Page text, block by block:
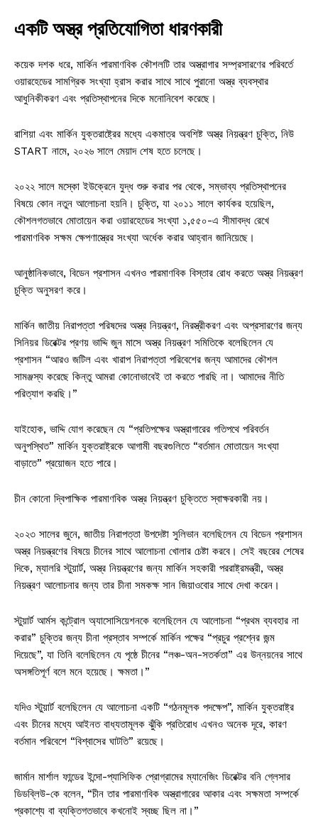
একটি অস্ত্র প্রতিযোগিতা ধারণকারী
কয়েক দশক ধরে, মার্কিন পারমাণবিক কৌশলটি তার অস্ত্রাগার সম্প্রসারণের পরিবর্তে
ওয়ারহেডের সামগ্রিক সংখ্যা হ্রাস করার সাথে সাথে পুরানো অস্ত্র ব্যবস্থার
আধুনিকীকরণ এবং প্রতিস্থাপনের দিকে মনোনিবেশ করেছে।
রাশিয়া এবং মার্কিন যুক্তরাষ্ট্রের মধ্যে একমাত্র অবশিষ্ট অস্ত্র নিয়ন্ত্রণ চুক্তি, নিউ
START নামে, ২০২৬ সালে মেয়াদ শেষ হতে চলেছে।
২০২২ সালে মস্কো ইউক্রেনে যুদ্ধ শুরু করার পর থেকে, সম্ভাব্য প্রতিস্থাপনের
বিষয়ে কোন নতুন আলোচনা হয়নি। চুক্তি, যা ২০১১ সালে কার্যকর হয়েছিল,
কৌশলগতভাবে মোতায়েন করা ওয়ারহেডের সংখ্যা ১,৫৫০-এ সীমাবদ্ধ রেখে
পারমাণবিক সক্ষম ক্ষেপণাস্ত্রের সংখ্যা অর্ধেক করার আহ্বান জানিয়েছে।
আনুষ্ঠানিকভাবে, বিডেন প্রশাসন এখনও পারমাণবিক বিস্তার রোধ করতে অস্ত্র নিয়ন্ত্রণ
চুক্তি অনুসরণ করে।
মার্কিন জাতীয় নিরাপত্তা পরিষদের অস্ত্র নিয়ন্ত্রণ, নিরস্ত্রীকরণ এবং অপ্রসারণের জন্য
সিনিয়র ডিরেক্টর প্রণয় ভাদ্দি জুন মাসে অস্ত্র নিয়ন্ত্রণ সমিতিকে বলেছিলেন যে
প্রশাসন “আরও জটিল এবং খারাপ নিরাপত্তা পরিবেশের জন্য আমাদের কৌশল
সামঞ্জস্য করেছে কিন্তু আমরা কোনোভাবেই তা করতে পারছি না। আমাদের নীতি
পরিত্যাগ করছি।”
যাইহোক, ভাদ্দি যোগ করেছেন যে “প্রতিপক্ষের অস্ত্রাগারের গতিপথে পরিবর্তন
অনুপস্থিত” মার্কিন যুক্তরাষ্ট্রকে আগামী বছরগুলিতে “বর্তমান মোতায়েন সংখ্যা
বাড়াতে” প্রয়োজন হতে পারে।
চীন কোনো দ্বিপাক্ষিক পারমাণবিক অস্ত্র নিয়ন্ত্রণ চুক্তিতে স্বাক্ষরকারী নয়।
২০২৩ সালের জুনে, জাতীয় নিরাপত্তা উপদেষ্টা সুলিভান বলেছিলেন যে বিডেন প্রশাসন
অস্ত্র নিয়ন্ত্রণের বিষয়ে চীনের সাথে আলোচনা খোলার চেষ্টা করবে। সেই বছরের শেষের
দিকে, ম্যালরি স্টুয়ার্ট, অস্ত্র নিয়ন্ত্রণের জন্য মার্কিন সহকারী পররাষ্ট্রমন্ত্রী, অস্ত্র
নিয়ন্ত্রণ আলোচনার জন্য তার চীনা সমকক্ষ সান জিয়াওবোর সাথে দেখা করেন।
স্টুয়ার্ট আর্মস কন্ট্রোল অ্যাসোসিয়েশনকে বলেছিলেন যে আলোচনা “প্রথম ব্যবহার না
করার” চুক্তির জন্য চীনা প্রস্তাব সম্পর্কে মার্কিন পক্ষের “প্রচুর প্রশ্নের জন্ম
দিয়েছে”, যা তিনি বলেছিলেন যে পৃষ্ঠে চীনের “লঞ্চ-অন-সতর্কতা” এর উন্নয়নের সাথে
অসঙ্গতিপূর্ণ বলে মনে হয়েছে। ক্ষমতা।”
যদিও স্টুয়ার্ট বলেছিলেন যে আলোচনা একটি “গঠনমূলক পদক্ষেপ”, মার্কিন যুক্তরাষ্ট্র
এবং চীনের মধ্যে আইনত বাধ্যতামূলক ঝুঁকি প্রতিরোধ এখনও অনেক দূরে, কারণ
বর্তমান পরিবেশে “বিশ্বাসের ঘাটতি” রয়েছে।
জার্মান মার্শাল ফান্ডের ইন্দো-প্যাসিফিক প্রোগ্রামের ম্যানেজিং ডিরেক্টর বনি গ্লেসার
ডিডব্লিউ-কে বলেন, “চীন তার পারমাণবিক অস্ত্রাগারের আকার এবং সক্ষমতা সম্পর্কে
প্রকাশ্যে বা ব্যক্তিগতভাবে কখনোই স্বচ্ছ ছিল না।”